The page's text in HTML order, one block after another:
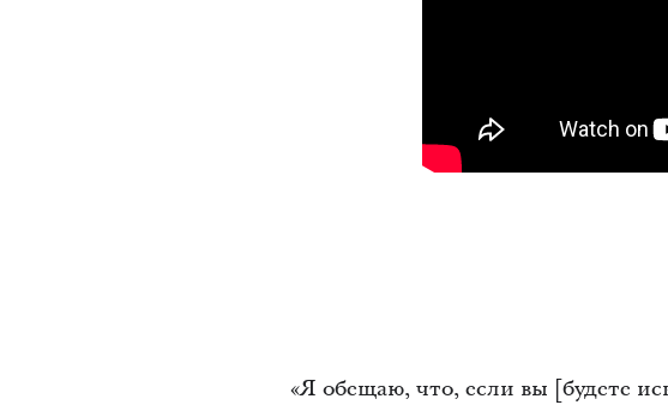
«Я обещаю, что, если вы [будете